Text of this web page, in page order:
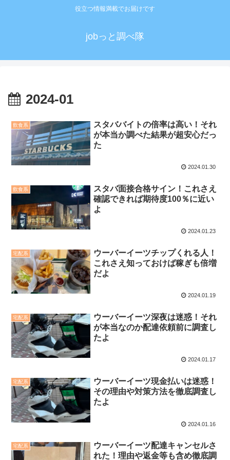
役立つ情報満載でお届けです
jobっと調べ隊
2024-01
飲食系
スタババイトの倍率は高い！それ
が本当か調べた結果が超安心だっ
た
2024.01.30
飲食系
スタバ面接合格サイン！これさえ
確認できれば期待度100％に近い
よ
2024.01.23
宅配系
ウーバーイーツチップくれる人！
これさえ知っておけば稼ぎも倍増
だよ
2024.01.19
宅配系
ウーバーイーツ深夜は迷惑！それ
が本当なのか配達依頼前に調査し
たよ
2024.01.17
宅配系
ウーバーイーツ現金払いは迷惑！
その理由や対策方法を徹底調査し
たよ
2024.01.16
宅配系
ウーバーイーツ配達キャンセルさ
れた！理由や返金等も含め徹底調